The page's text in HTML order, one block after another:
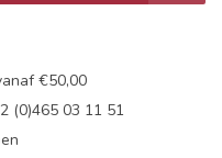
€50,00
(0)465 03 11 51